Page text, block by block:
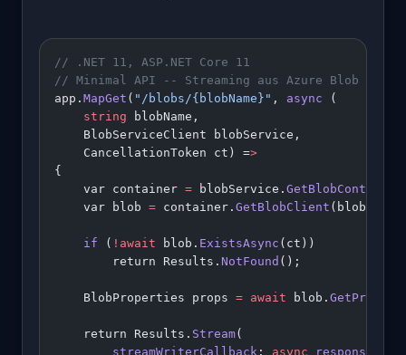
// .NET 11, ASP.NET Core 11
// Minimal API -- Streaming aus Azure Blob
app. MapGet ( "/blobs/{blobName}" , async (
    string
blobName,
    BlobServiceClient blobService,
    CancellationToken ct) =
>
{
    var container
= blobService.
    var blob
= container. GetBlobClient
    if
( !await blob. ExistsAsync (ct))
        return Results.
NotFound ();
    BlobProperties props
= await blob.
    return Results.
Stream(
        streamWriterCallback
: async